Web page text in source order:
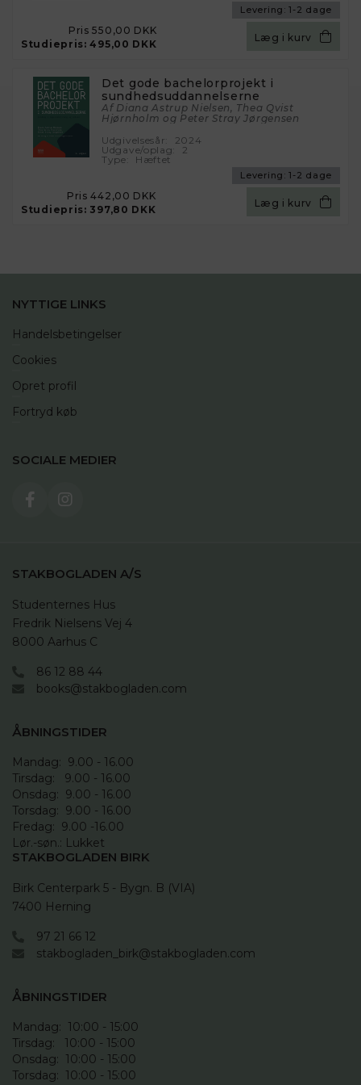
Levering: 1-2 dage
Pris 550,00 DKK
Studiepris: 495,00 DKK
Læg i kurv
Levering: 1-2 dage
Det gode bachelorprojekt i
sundhedsuddannelserne
Af Diana Astrup Nielsen, Thea Qvist
Hjørnholm og Peter Stray Jørgensen
Udgivelsesår:
2024
Udgave/oplag:
2
Type:
Hæftet
Pris 442,00 DKK
Studiepris: 397,80 DKK
Læg i kurv
NYTTIGE LINKS
Handelsbetingelser
Cookies
Opret profil
Fortryd køb
SOCIALE MEDIER
STAKBOGLADEN A/S
Studenternes Hus
Fredrik Nielsens Vej 4
8000 Aarhus C
86 12 88 44
books@stakbogladen.com
ÅBNINGSTIDER
Mandag:  9.00 - 16.00
Tirsdag:   9.00 - 16.00
Onsdag:  9.00 - 16.00
Torsdag:  9.00 - 16.00
Fredag:  9.00 -16.00
Lør.-søn.: Lukket
STAKBOGLADEN BIRK
Birk Centerpark 5 - Bygn. B (VIA)
7400 Herning
97 21 66 12
stakbogladen_birk@stakbogladen.com
ÅBNINGSTIDER
Mandag:  10:00 - 15:00
Tirsdag:   10:00 - 15:00
Onsdag:  10:00 - 15:00
Torsdag:  10:00 - 15:00